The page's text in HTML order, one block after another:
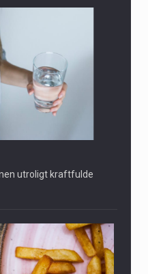
utroligt kraftfulde